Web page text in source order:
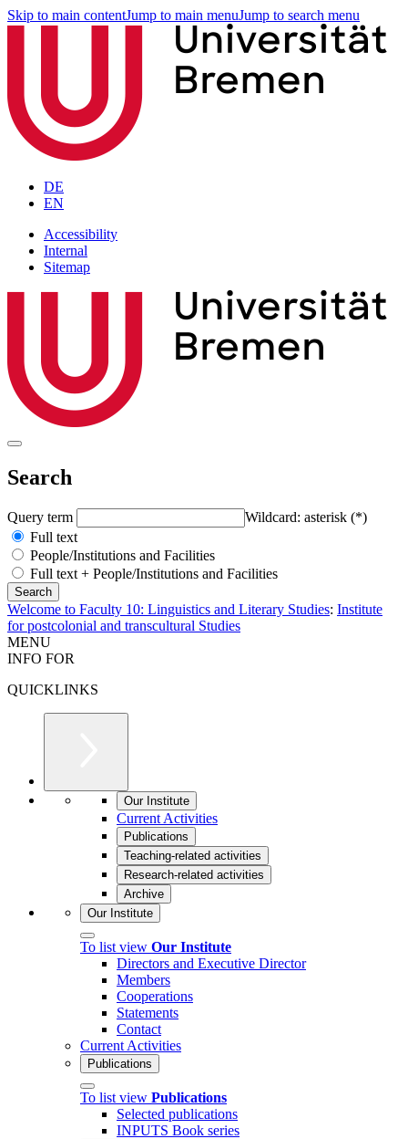
Skip to main contentJump to main menuJump to search menu
DE
EN
Accessibility
Internal
Sitemap
Search
Query term
Wildcard: asterisk (*)
Full text
People/Institutions and Facilities
Full text + People/Institutions and Facilities
Welcome to Faculty 10: Linguistics and Literary Studies: Institute
for postcolonial and transcultural Studies
MENU
INFO FOR
QUICKLINKS
Our Institute
Current Activities
Publications
Teaching-related activities
Research-related activities
Archive
Our Institute
To list view Our Institute
Directors and Executive Director
Members
Cooperations
Statements
Contact
Current Activities
Publications
To list view Publications
Selected publications
INPUTS Book series